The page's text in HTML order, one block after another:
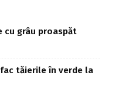
cu grâu proaspăt
fac tăierile în verde la